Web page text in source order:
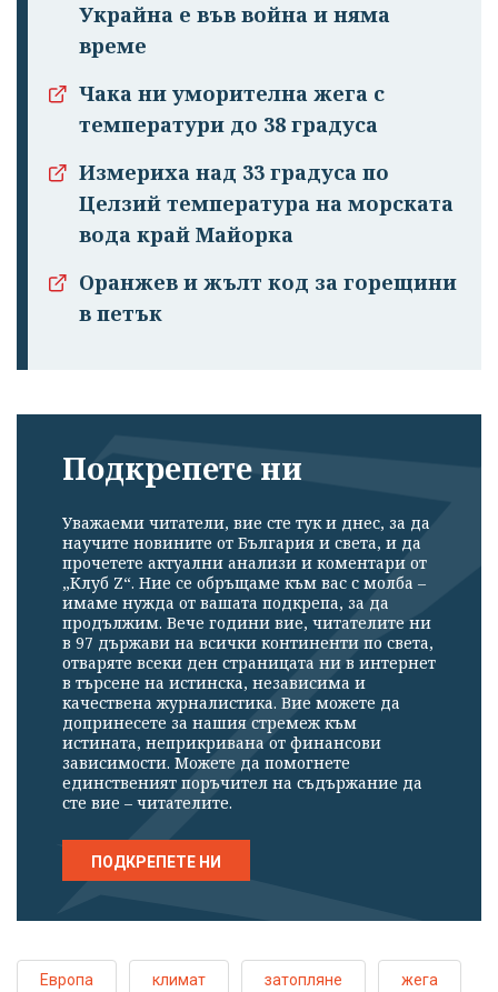
Украйна е във война и няма
време
Чака ни уморителна жега с
температури до 38 градуса
Измериха над 33 градуса по
Целзий температура на морската
вода край Майорка
Оранжев и жълт код за горещини
в петък
Подкрепете ни
Уважаеми читатели, вие сте тук и днес, за да
научите новините от България и света, и да
прочетете актуални анализи и коментари от
„Клуб Z“. Ние се обръщаме към вас с молба –
имаме нужда от вашата подкрепа, за да
продължим. Вече години вие, читателите ни
в 97 държави на всички континенти по света,
отваряте всеки ден страницата ни в интернет
в търсене на истинска, независима и
качествена журналистика. Вие можете да
допринесете за нашия стремеж към
истината, неприкривана от финансови
зависимости. Можете да помогнете
единственият поръчител на съдържание да
сте вие – читателите.
ПОДКРЕПЕТЕ НИ
Европа климат затопляне жега